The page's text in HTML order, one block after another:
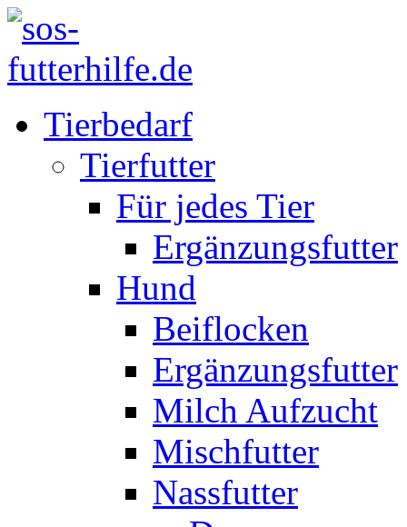
Tierbedarf
Tierfutter
Für jedes Tier
Ergänzungsfutter
Hund
Beiflocken
Ergänzungsfutter
Milch Aufzucht
Mischfutter
Nassfutter